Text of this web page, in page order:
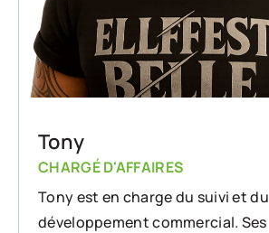
Tony
CHARGÉ D'AFFAIRES
Tony est en charge du suivi et du
développement commercial. Ses